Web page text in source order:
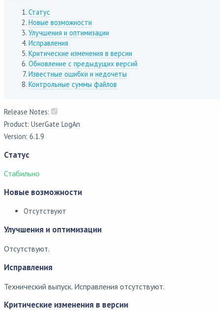
Статус
Новые возможности
Улучшения и оптимизации
Исправления
Критические изменения в версии
Обновление с предыдущих версий
Известные ошибки и недочеты
Контрольные суммы файлов
Release Notes:
Product: UserGate LogAn
Version: 6.1.9
Статус
Стабильно
Новые возможности
Отсутствуют
Улучшения и оптимизации
Отсутствуют.
Исправления
Технический выпуск. Исправления отсутствуют.
Критические изменения в версии